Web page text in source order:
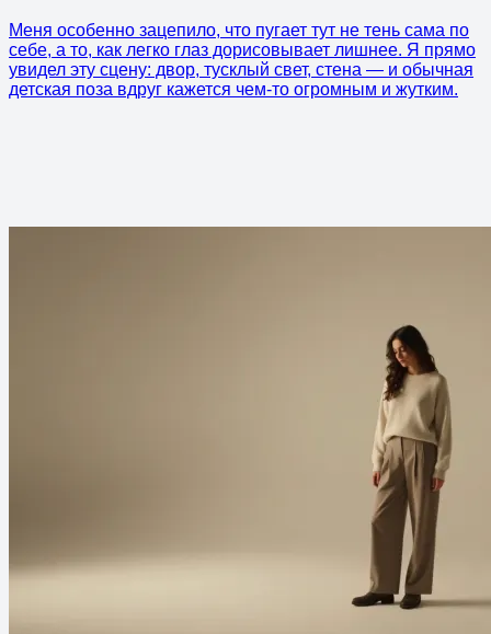
Меня особенно зацепило, что пугает тут не тень сама по
себе, а то, как легко глаз дорисовывает лишнее. Я прямо
увидел эту сцену: двор, тусклый свет, стена — и обычная
детская поза вдруг кажется чем-то огромным и жутким.